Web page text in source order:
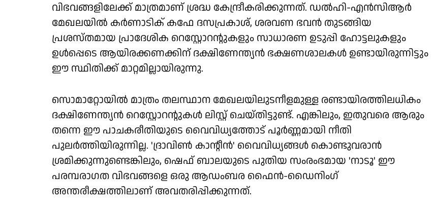
വിഭവങ്ങളിലേക്ക് മാത്രമാണ് ശ്രദ്ധ കേന്ദ്രീകരിക്കുന്നത്. ഡൽഹി-എൻസിആർ
മേഖലയിൽ കർണാടിക് കഫേ ദസപ്രകാശ്, ശരവണ ഭവൻ തുടങ്ങിയ
പ്രശസ്തമായ പ്രാദേശിക റെസ്റ്റോറന്റുകളും സാധാരണ ഉടുപ്പി ഹോട്ടലുകളും
ഉൾപ്പെടെ ആയിരക്കണക്കിന് ദക്ഷിണേന്ത്യൻ ഭക്ഷണശാലകൾ ഉണ്ടായിരുന്നിട്ടും
ഈ സ്ഥിതിക്ക് മാറ്റമില്ലായിരുന്നു.
സൊമാറ്റോയിൽ മാത്രം തലസ്ഥാന മേഖലയിലുടനീളമുള്ള രണ്ടായിരത്തിലധികം
ദക്ഷിണേന്ത്യൻ റെസ്റ്റോറന്റുകൾ ലിസ്റ്റ് ചെയ്തിട്ടുണ്ട്. എങ്കിലും, ഇതുവരെ ആരും
തന്നെ ഈ പാചകരീതിയുടെ വൈവിധ്യത്തോട് പൂർണ്ണമായി നീതി
പുലർത്തിയിരുന്നില്ല. 'ദ്രാവിൺ കാന്റീൻ' വൈവിധ്യങ്ങൾ കൊണ്ടുവരാൻ
ശ്രമിക്കുന്നുണ്ടെങ്കിലും, ഷെഫ് ബാലയുടെ പുതിയ സംരംഭമായ 'നാടൂ' ഈ
പരമ്പരാഗത വിഭവങ്ങളെ ഒരു ആഡംബര ഫൈൻ-ഡൈനിംഗ്
അന്തരീക്ഷത്തിലാണ് അവതരിപ്പിക്കുന്നത്.